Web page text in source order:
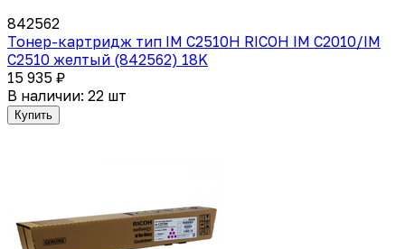
842562
Тонер-картридж тип IM C2510H RICOH IM C2010/IM
C2510 желтый (842562) 18K
15 935 ₽
В наличии: 22 шт
Купить